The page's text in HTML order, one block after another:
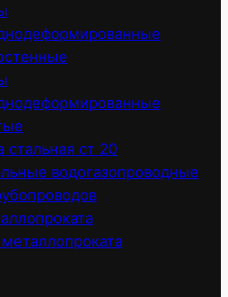
стальная ст 20
водогазопроводные